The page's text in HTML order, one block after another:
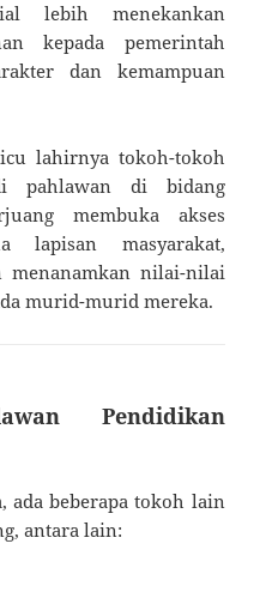
lebih menekankan
kepada pemerintah
dan kemampuan
lahirnya tokoh-tokoh
pahlawan di bidang
membuka akses
lapisan masyarakat,
menanamkan nilai-nilai
murid-murid mereka.
Pendidikan
ada beberapa tokoh lain
antara lain: